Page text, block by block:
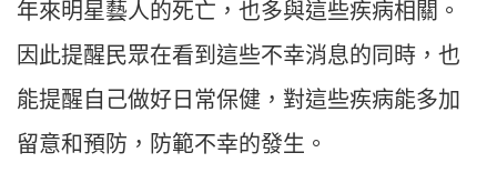
年來明星藝人的死亡，也多與這些疾病相關。
因此提醒民眾在看到這些不幸消息的同時，也
能提醒自己做好日常保健，對這些疾病能多加
留意和預防，防範不幸的發生。